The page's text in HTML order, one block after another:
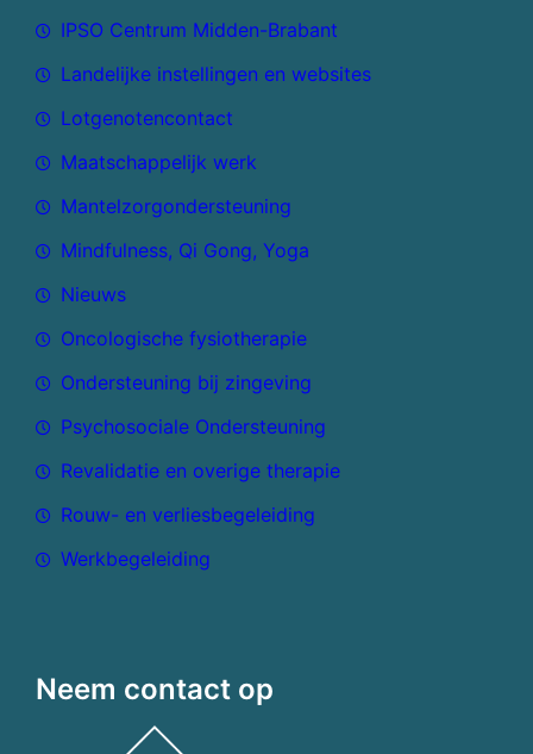
IPSO Centrum Midden-Brabant
Landelijke instellingen en websites
Lotgenotencontact
Maatschappelijk werk
Mantelzorgondersteuning
Mindfulness, Qi Gong, Yoga
Nieuws
Oncologische fysiotherapie
Ondersteuning bij zingeving
Psychosociale Ondersteuning
Revalidatie en overige therapie
Rouw- en verliesbegeleiding
Werkbegeleiding
Neem contact op